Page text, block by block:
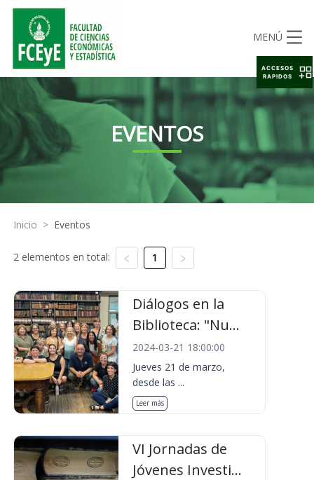
MENÚ
EVENTOS
Inicio > Eventos
2 elementos en total: 1
Diálogos en la
Biblioteca: "Nu...
2024-03-21 18:00:00
Jueves 21 de marzo,
desde las ...
Leer más
VI Jornadas de
Jóvenes Investi...
ACCESOS
RAPIDOS